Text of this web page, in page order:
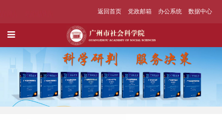
返回首页 党政邮箱 办公系统 数据中心